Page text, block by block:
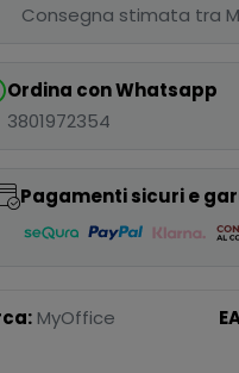
Consegna stimata tra
Ordina con Whatsapp
3801972354
Pagamenti sicuri e
MyOffice